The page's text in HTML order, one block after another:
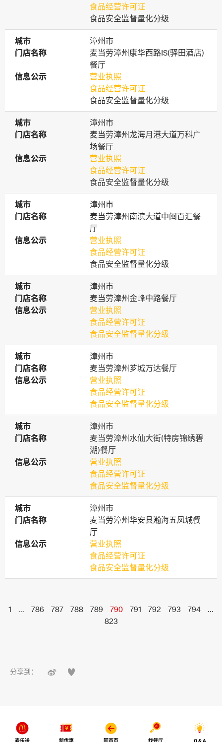
食品经营许可证
食品安全监督量化分级
城市
城市
漳州市
门店名称
门店名称
麦当劳漳州康华西路IS(驿田酒店)
餐厅
信息公示
信息公示
营业执照
食品经营许可证
食品安全监督量化分级
城市
城市
漳州市
门店名称
门店名称
麦当劳漳州龙海月港大道万科广
场餐厅
信息公示
信息公示
营业执照
食品经营许可证
食品安全监督量化分级
城市
城市
漳州市
门店名称
门店名称
麦当劳漳州南滨大道中闽百汇餐
厅
信息公示
信息公示
营业执照
食品经营许可证
食品安全监督量化分级
城市
城市
漳州市
门店名称
门店名称
麦当劳漳州金峰中路餐厅
信息公示
信息公示
营业执照
食品经营许可证
食品安全监督量化分级
城市
城市
漳州市
门店名称
门店名称
麦当劳漳州芗城万达餐厅
信息公示
信息公示
营业执照
食品经营许可证
食品安全监督量化分级
城市
城市
漳州市
门店名称
门店名称
麦当劳漳州水仙大街(特房锦绣碧
湖)餐厅
信息公示
信息公示
营业执照
食品经营许可证
食品安全监督量化分级
城市
城市
漳州市
门店名称
门店名称
麦当劳漳州华安县瀚海五凤城餐
厅
信息公示
信息公示
营业执照
食品经营许可证
食品安全监督量化分级
1 ... 786 787 788 789 790 791 792 793 794
...
823
分享到：  